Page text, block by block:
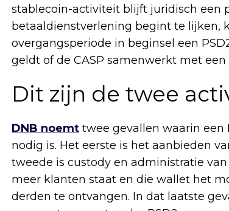
stablecoin-activiteit blijft juridisch een
betaaldienstverlening begint te lijken,
overgangsperiode in beginsel een
geldt of de CASP samenwerkt met
Dit zijn de twee
DNB noemt twee gevallen waarin een
nodig is. Het eerste is het aanbieden
tweede is custody en administratie
meer klanten staat en die wallet het
derden te ontvangen. In dat laatste